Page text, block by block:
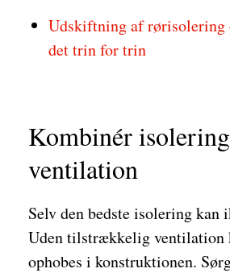
Udskiftning af rørisolering
det trin for trin
Kombinér
ventilation
Selv den bedste isolering kan
Uden tilstrækkelig ventilation
ophobes i konstruktionen.